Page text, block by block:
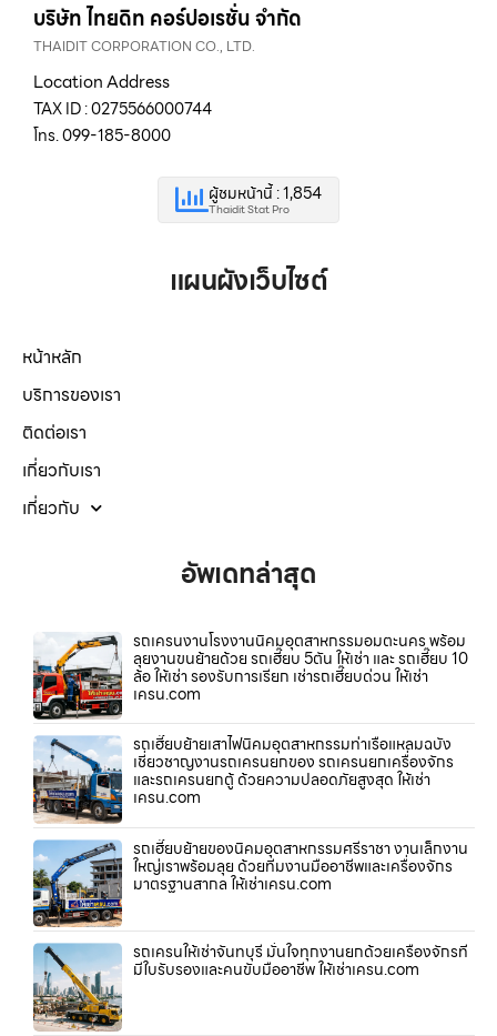
บริษัท ไทยดิท คอร์ปอเรชั่น จำกัด
THAIDIT CORPORATION CO., LTD.
Location Address
TAX ID : 0275566000744
โทร. 099-185-8000
ผู้ชมหน้านี้ : 1,854
Thaidit Stat Pro
แผนผังเว็บไซต์
หน้าหลัก
บริการของเรา
ติดต่อเรา
เกี่ยวกับเรา
เกี่ยวกับ
อัพเดทล่าสุด
รถเครนงานโรงงานนิคมอุตสาหกรรมอมตะนคร พร้อม
ลุยงานขนย้ายด้วย รถเฮี๊ยบ 5ตัน ให้เช่า และ รถเฮี๊ยบ 10
ล้อ ให้เช่า รองรับการเรียก เช่ารถเฮี๊ยบด่วน ให้เช่า
เครน.com
รถเฮี๊ยบย้ายเสาไฟนิคมอุตสาหกรรมท่าเรือแหลมฉบัง
เชี่ยวชาญงานรถเครนยกของ รถเครนยกเครื่องจักร
และรถเครนยกตู้ ด้วยความปลอดภัยสูงสุด ให้เช่า
เครน.com
รถเฮี๊ยบย้ายของนิคมอุตสาหกรรมศรีราชา งานเล็กงาน
ใหญ่เราพร้อมลุย ด้วยทีมงานมืออาชีพและเครื่องจักร
มาตรฐานสากล ให้เช่าเครน.com
รถเครนให้เช่าจันทบุรี มั่นใจทุกงานยกด้วยเครื่องจักรที่
มีใบรับรองและคนขับมืออาชีพ ให้เช่าเครน.com